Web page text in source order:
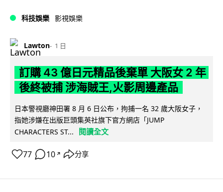
科技娛樂 影視娛樂
Lawton 1 日
訂購 43 億日元精品後棄單 大阪女 2 年
後終被捕 涉海賊王,火影周邊產品
日本警視廳神田署 8 月 6 日公布，拘捕一名 32 歲大阪女子，
指她涉嫌在出版巨頭集英社旗下官方網店「JUMP
CHARACTERS ST...
閱讀全文
77 10 ↗ 分享